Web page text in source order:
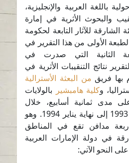
باللغة العربية والإنجليزية،
والبحوث الأثرية في إمارة
للآثار التابعة لحكومة
الأولى من هذا التقرير في
الثانية التي صدرت في
نتائج التنقيبات الأثرية في
فريقمن البعثة الأسترالية
و كلية هامبشيربالولايات
مدى ثمانية أسابيع، خلال
الفترة من 1 ديسمبر 1993 إلى نهاية يناير 1994. وهو
مدافن تقع في المناطق
في دولة الإمارات العربية
النحو الآتي: